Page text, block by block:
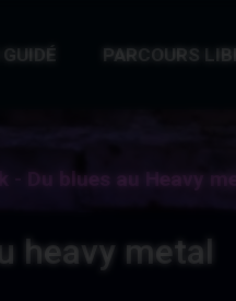
PARCOURS
- Du blues au Heavy
heavy metal